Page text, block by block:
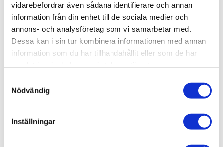
vidarebefordrar även sådana identifierare och annan
information från din enhet till de sociala medier och
annons- och analysföretag som vi samarbetar med.
Dessa kan i sin tur kombinera informationen med annan
information som du har tillhandahållit eller som de har
Nödvändig
Inställningar
Produktinformation
artikelnummer:
56030977+80000691+80001678-
INR
Varumärken / INR /